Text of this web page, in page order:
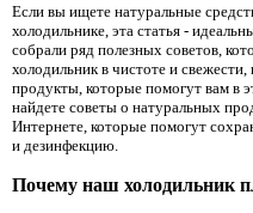
Если вы ищете натуральные
холодильнике, эта статья -
собрали ряд полезных советов,
холодильник в чистоте и
продукты, которые помогут вам в
найдете советы о натуральных
Интернете, которые помогут
и дезинфекцию.
Почему наш холодильник